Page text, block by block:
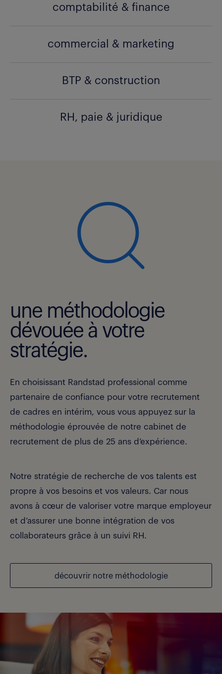
comptabilité & finance
commercial & marketing
BTP & construction
RH, paie & juridique
une méthodologie
dévouée à votre
stratégie.
En choisissant Randstad professional comme
partenaire de confiance pour votre recrutement
de cadres en intérim, vous vous appuyez sur la
méthodologie éprouvée de notre cabinet de
recrutement de plus de 25 ans d’expérience.
Notre stratégie de recherche de vos talents est
propre à vos besoins et vos valeurs. Car nous
avons à cœur de valoriser votre marque employeur
et d’assurer une bonne intégration de vos
collaborateurs grâce à un suivi RH.
découvrir notre méthodologie